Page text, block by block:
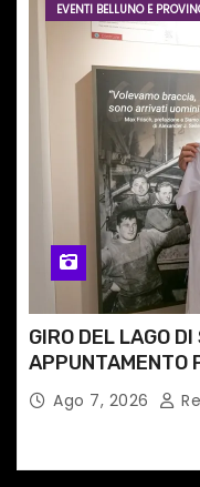
EVENTI BELLUNO E
GIRO DEL LAGO
APPUNTAMENTO
Ago 7, 2026